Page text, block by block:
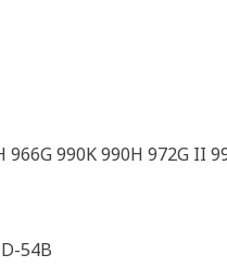
990K 990H 972G II
54B